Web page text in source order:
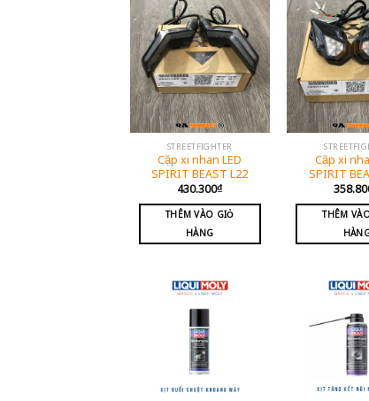
STREETFIGHTER
Cặp xi nhan LED
SPIRIT BEAST L22
430.300₫
THÊM VÀO GIỎ
HÀNG
Cặp xi
SPIRIT
THÊM